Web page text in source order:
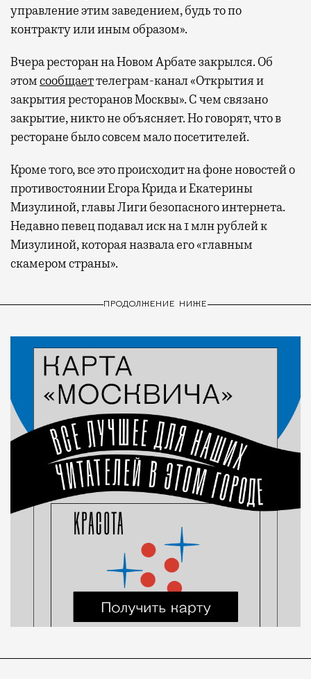
управление этим заведением, будь то по
контракту или иным образом».
Вчера ресторан на Новом Арбате закрылся. Об
этомсообщаеттелеграм-канал «Открытия и
закрытия ресторанов Москвы». С чем связано
закрытие, никто не объясняет. Но говорят, что в
ресторане было совсем мало посетителей.
Кроме того, все это происходит на фоне новостей о
противостоянии Егора Крида и Екатерины
Мизулиной, главы Лиги безопасного интернета.
Недавно певец подавал иск на 1 млн рублей к
Мизулиной, которая назвала его «главным
скамером страны».
ПРОДОЛЖЕНИЕ НИЖЕ